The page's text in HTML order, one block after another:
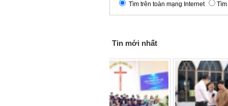
Tìm trên toàn mạng Internet
Tin mới nhất